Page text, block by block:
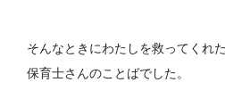
そんなときにわたしを救ってくれ
保育士さんのことばでした。